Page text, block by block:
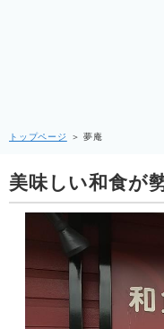
トップページ ＞夢庵
美味しい和食が